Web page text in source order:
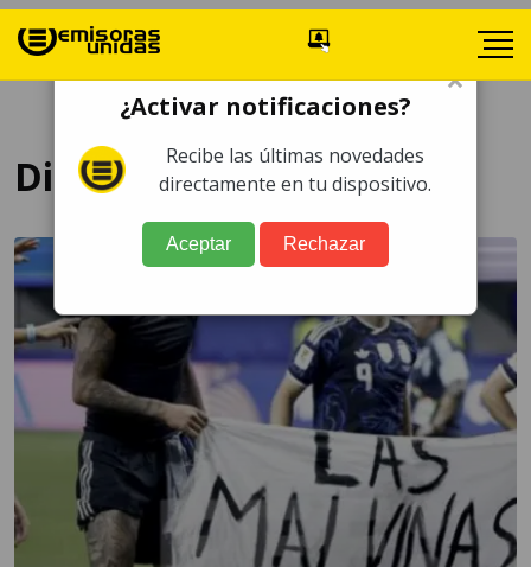
Diplomacia
×
¿Activar notificaciones?
Recibe las últimas novedades
directamente en tu dispositivo.
Aceptar Rechazar